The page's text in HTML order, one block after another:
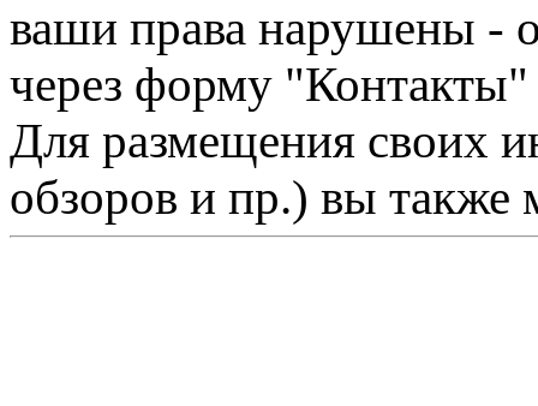
ваши права нарушены -
через форму "Контакты"
Для размещения своих
обзоров и пр.) вы также